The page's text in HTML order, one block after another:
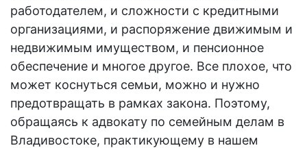
работодателем, и сложности с кредитными
организациями, и распоряжение движимым и
недвижимым имуществом, и пенсионное
обеспечение и многое другое. Все плохое, что
может коснуться семьи, можно и нужно
предотвращать в рамках закона. Поэтому,
обращаясь к адвокату по семейным делам в
Владивостоке, практикующему в нашем